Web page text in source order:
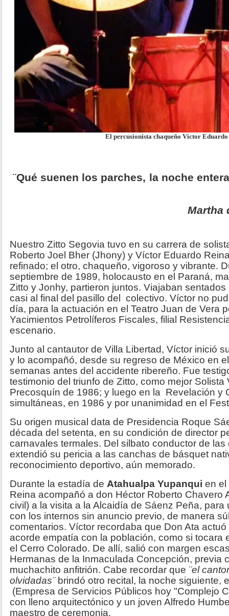
El percusionista chaqueño Víctor Eduardo
¨Qué suenen los parches,
Martha
Nuestro Zitto Segovia tuvo en su carrera de
Roberto Joel Bher (Jhony) y Víctor Eduardo
refinado; el otro, chaqueño, vigoroso y vibrante.
septiembre de 1989, holocausto en el Paraná,
Zitto y Jonhy, partieron juntos. Viajaban
casi al final del pasillo del colectivo. Víctor no
día, para la actuación en el Teatro Juan de Vera
Yacimientos Petrolíferos Fiscales, filial
escenario.
Junto al cantautor de Villa Libertad, Víctor inició
y lo acompañó, desde su regreso de México en
semanas antes del accidente ribereño. Fue
testimonio del triunfo de Zitto, como mejor Solista
Precosquín de 1986; y luego en la Revelación y
simultáneas, en 1986 y por unanimidad en el
Su origen musical data de Presidencia Roque
década del setenta, en su condición de director
carnavales termales. Del silbato conductor de
extendió su pericia a las canchas de básquet
reconocimiento deportivo, aún memorado.
Durante la estadía de Atahualpa Yupanqui en el
Reina acompañó a don Héctor Roberto Chavero
civil) a la visita a la Alcaidía de Sáenz Peña,
con los internos sin anuncio previo, de manera
comentarios. Víctor recordaba que Don Ata
acorde empatía con la población, como si tocara
el Cerro Colorado. De allí, salió con margen
Hermanas de la Inmaculada Concepción, previa
muchachito anfitrión. Cabe recordar que ¨el
olvidadas¨brindó otro recital, la noche siguiente,
(Empresa de Servicios Públicos hoy "Complejo
con lleno arquitectónico y un joven Alfredo
maestro de ceremonia.